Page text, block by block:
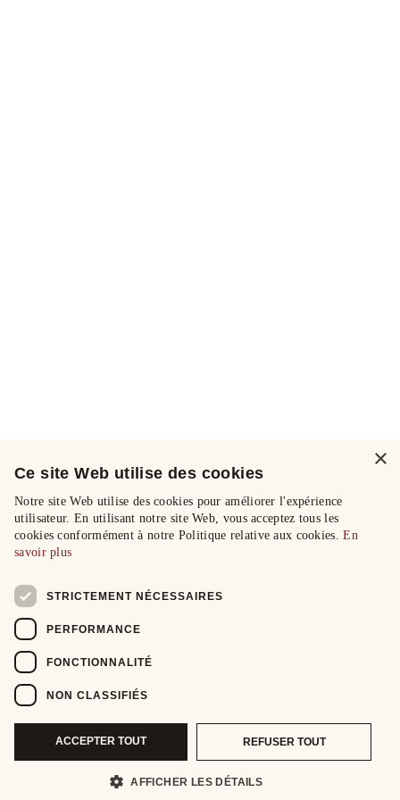
×
Ce site Web utilise des cookies
Notre site Web utilise des cookies pour améliorer l'expérience
utilisateur. En utilisant notre site Web, vous acceptez tous les
cookies conformément à notre Politique relative aux cookies.En
savoir plus
STRICTEMENT NÉCESSAIRES
PERFORMANCE
FONCTIONNALITÉ
NON CLASSIFIÉS
ACCEPTER TOUT REFUSER TOUT
AFFICHER LES DÉTAILS